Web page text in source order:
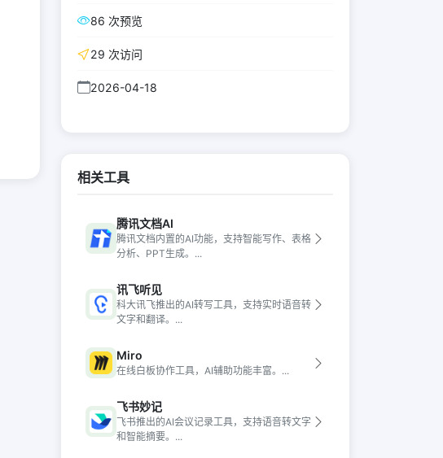
86 次预览
29 次访问
2026-04-18
相关工具
腾讯文档AI
腾讯文档内置的AI功能，支持智能写作、表格
分析、PPT生成。...
讯飞听见
科大讯飞推出的AI转写工具，支持实时语音转
文字和翻译。...
Miro
在线白板协作工具，AI辅助功能丰富。...
飞书妙记
飞书推出的AI会议记录工具，支持语音转文字
和智能摘要。...